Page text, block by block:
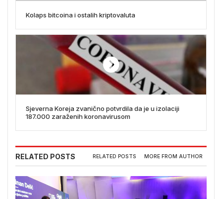
Kolaps bitcoina i ostalih kriptovaluta
Sjeverna Koreja zvanično potvrdila da je u izolaciji
187.000 zaraženih koronavirusom
RELATED POSTS RELATED POSTS MORE FROM AUTHOR